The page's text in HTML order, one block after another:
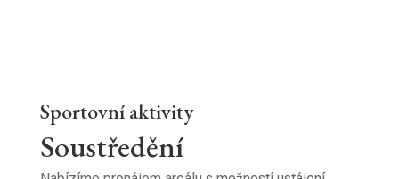
Sportovní aktivity
Soustředění